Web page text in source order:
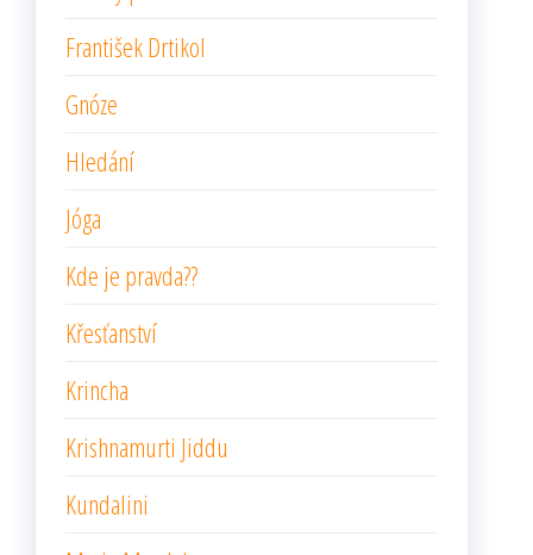
František Drtikol
Gnóze
Hledání
Jóga
Kde je pravda??
Křesťanství
Krincha
Krishnamurti Jiddu
Kundalini